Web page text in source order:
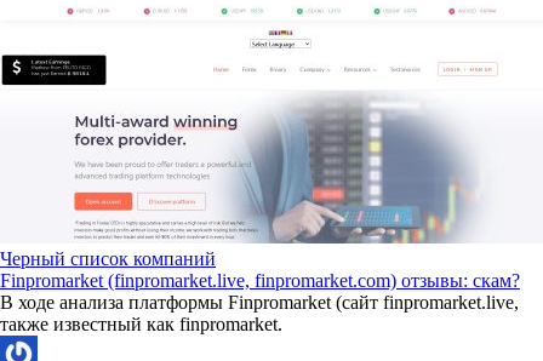
Черный список компаний
Finpromarket (finpromarket.live, finpromarket.com) отзывы: скам?
В ходе анализа платформы Finpromarket (сайт finpromarket.live,
также известный как finpromarket.